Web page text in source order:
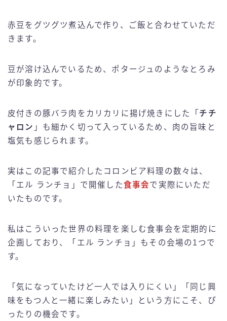
赤豆をグツグツ煮込んで作り、ご飯と合わせていただ
きます。
豆が溶け込んでいるため、ポタージュのようなとろみ
が印象的です。
皮付きの豚バラ肉をカリカリに揚げ焼きにした「 チチ
ャロン 」も細かく切って入っているため、肉の旨味と
塩気も感じられます。
実はこの記事で紹介したコロンビア料理の数々は、
「エル ランチョ」で開催した食事会で実際にいただ
いたものです。
私はこういった世界の料理を楽しむ食事会を定期的に
企画しており、「エル ランチョ」もその会場の1つで
す。
「気になっていたけど一人では入りにくい」「同じ興
味をもつ人と一緒に楽しみたい」という方にこそ、ぴ
ったりの機会です。